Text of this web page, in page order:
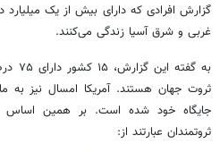
گزارش افرادی که دارای بیش از یک
غربی و شرق آسیا زندگی می‌کنند.
ثروت جهان هستند. آمریکا امسال نیز
ثروتمندان عبارتند از: